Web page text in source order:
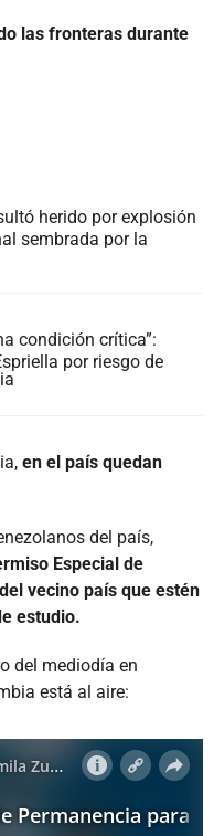
las fronteras durante
herido por explosión
sembrada por la
condición crítica”:
por riesgo de
en el país quedan
del país,
Especial de
vecino país que estén
estudio.
del mediodía en
está al aire: